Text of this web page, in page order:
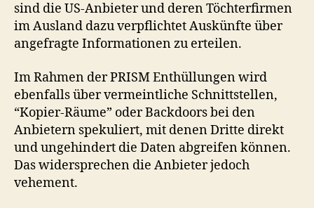
sind die US-Anbieter und deren Töchterfirmen
im Ausland dazu verpflichtet Auskünfte über
angefragte Informationen zu erteilen.
Im Rahmen der PRISM Enthüllungen wird
ebenfalls über vermeintliche Schnittstellen,
“Kopier-Räume” oder Backdoors bei den
Anbietern spekuliert, mit denen Dritte direkt
und ungehindert die Daten abgreifen können.
Das widersprechen die Anbieter jedoch
vehement.